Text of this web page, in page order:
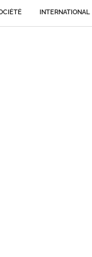
INTERNATIONAL